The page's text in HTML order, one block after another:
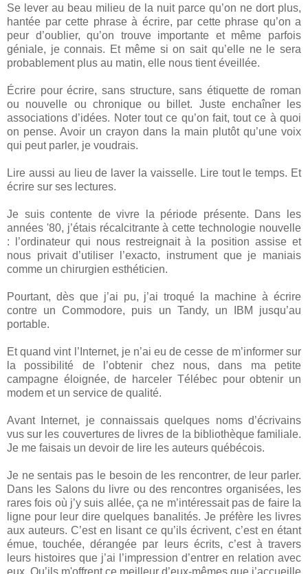
Se lever au beau milieu de la nuit parce qu’on ne dort plus,
hantée par cette phrase à écrire, par cette phrase qu’on a
peur d’oublier, qu’on trouve importante et même parfois
géniale, je connais. Et même si on sait qu’elle ne le sera
probablement plus au matin, elle nous tient éveillée.
Écrire pour écrire, sans structure, sans étiquette de roman
ou nouvelle ou chronique ou billet. Juste enchaîner les
associations d’idées. Noter tout ce qu’on fait, tout ce à quoi
on pense. Avoir un crayon dans la main plutôt qu’une voix
qui peut parler, je voudrais.
Lire aussi au lieu de laver la vaisselle. Lire tout le temps. Et
écrire sur ses lectures.
Je suis contente de vivre la période présente. Dans les
années '80, j’étais récalcitrante à cette technologie nouvelle
: l’ordinateur qui nous restreignait à la position assise et
nous privait d’utiliser l’exacto, instrument que je maniais
comme un chirurgien esthéticien.
Pourtant, dès que j’ai pu, j’ai troqué la machine à écrire
contre un Commodore, puis un Tandy, un IBM jusqu’au
portable.
Et quand vint l’Internet, je n’ai eu de cesse de m’informer sur
la possibilité de l’obtenir chez nous, dans ma petite
campagne éloignée, de harceler Télébec pour obtenir un
modem et un service de qualité.
Avant Internet, je connaissais quelques noms d’écrivains
vus sur les couvertures de livres de la bibliothèque familiale.
Je me faisais un devoir de lire les auteurs québécois.
Je ne sentais pas le besoin de les rencontrer, de leur parler.
Dans les Salons du livre ou des rencontres organisées, les
rares fois où j’y suis allée, ça ne m’intéressait pas de faire la
ligne pour leur dire quelques banalités. Je préfère les livres
aux auteurs. C’est en lisant ce qu’ils écrivent, c’est en étant
émue, touchée, dérangée par leurs écrits, c’est à travers
leurs histoires que j’ai l’impression d’entrer en relation avec